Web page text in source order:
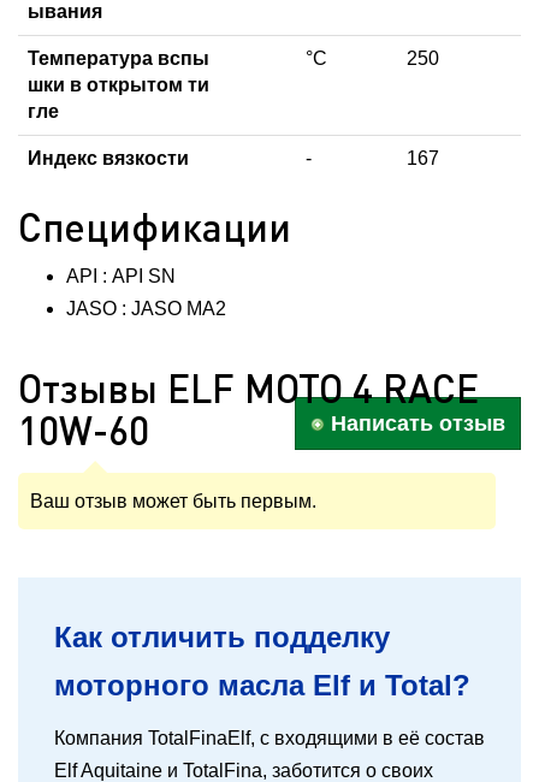
ывания
Температура вспы
шки в открытом ти
гле
°C 250
Индекс вязкости - 167
Спецификации
API : API SN
JASO : JASO MA2
Отзывы ELF MOTO 4 RACE
10W-60
Написать отзыв
Ваш отзыв может быть первым.
Как отличить подделку
моторного масла Elf и Total?
Компания TotalFinaElf, с входящими в её состав
Elf Aquitaine и TotalFina, заботится о своих